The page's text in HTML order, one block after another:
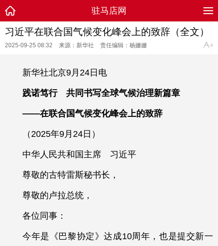
驻马店网
习近平在联合国气候变化峰会上的致辞（全文）
2025-09-25 08:32 来源：新华社 责任编辑：杨姗姗
新华社北京9月24日电
践诺笃行 共同书写全球气候治理新篇章
——在联合国气候变化峰会上的致辞
（2025年9月24日）
中华人民共和国主席 习近平
尊敬的古特雷斯秘书长，
尊敬的卢拉总统，
各位同事：
今年是《巴黎协定》达成10周年，也是提交新一